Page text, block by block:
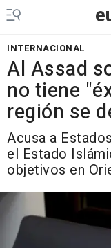
INTERNACIONAL
Al Assad
no tiene
región se
Acusa a
el Estado
objetivos en